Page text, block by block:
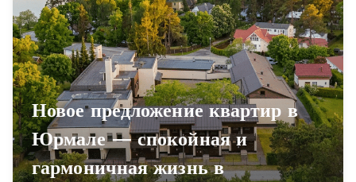
Новое предложение квартир в
Юрмале — спокойная и
гармоничная жизнь в